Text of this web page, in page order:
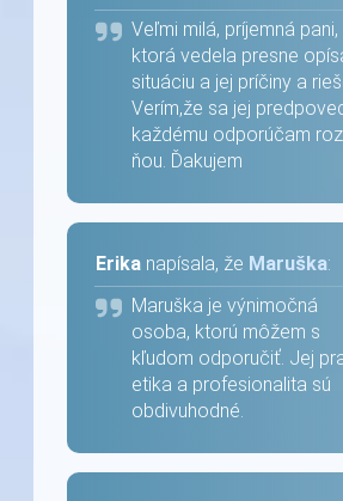
Veľmi milá, príjemná pani,
ktorá vedela presne
situáciu a jej príčiny a
Verím,že sa jej
každému odporúčam
ňou. Ďakujem
Erika napísala, že Maruška:
Maruška je výnimočná
osoba, ktorú môžem s
kľudom odporučiť. Jej
etika a profesionalita sú
obdivuhodné.